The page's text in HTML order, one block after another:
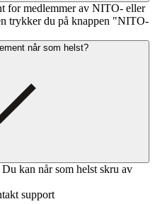
for medlemmer av NITO- eller
trykker du på knappen "NITO-
når som helst?
kan når som helst skru av
support